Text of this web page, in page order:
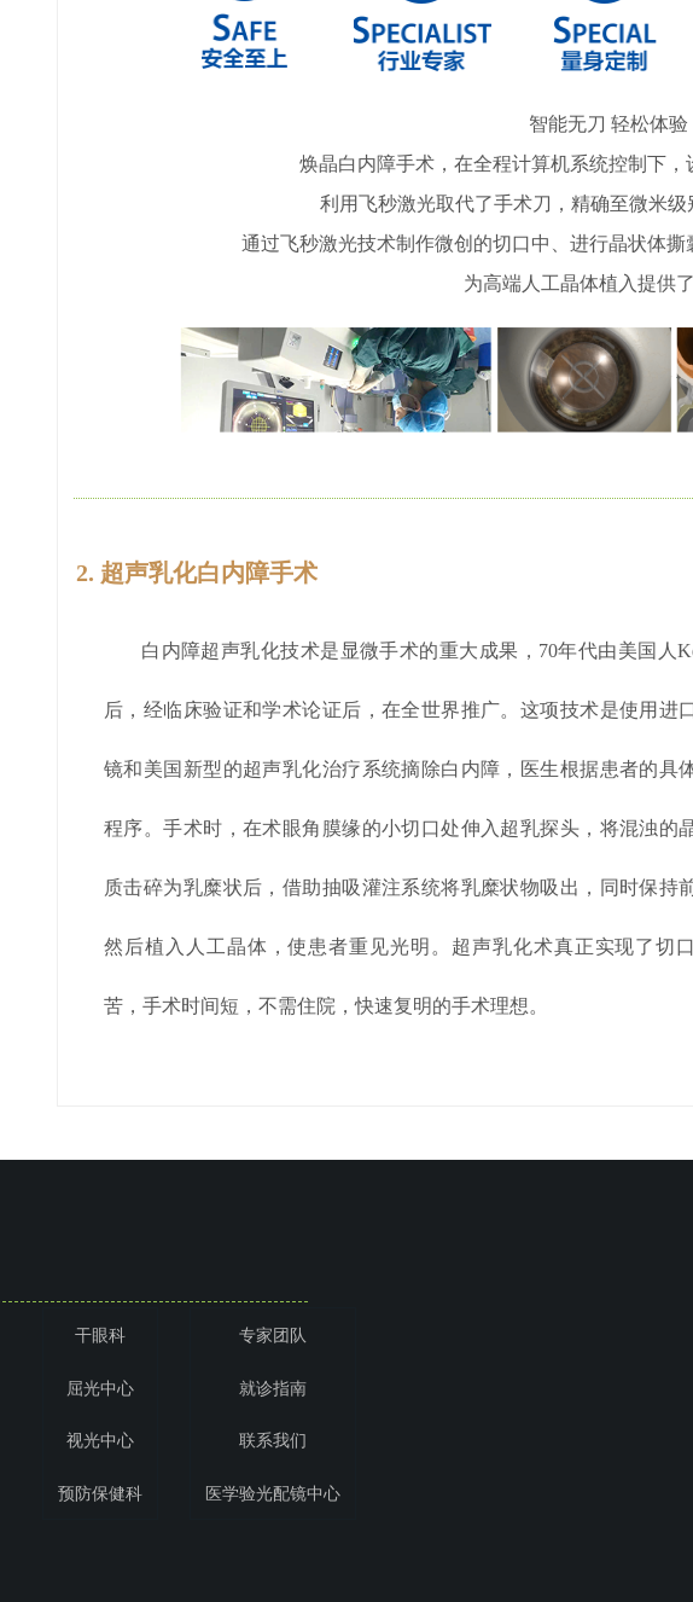
2. 超声乳化白内障手术
智能无刀 轻松体验
焕晶白内障手术，在全程计算机系统控制下
利用飞秒激光取代了手术刀，精确至微米级
通过飞秒激光技术制作微创的切口中、进行晶状体
为高端人工晶体植入提供了
白内障超声乳化技术是显微手术的重大成果，70年代由美国人
后，经临床验证和学术论证后，在全世界推广。这项技术是使用进
镜和美国新型的超声乳化治疗系统摘除白内障，医生根据患者的具
程序。手术时，在术眼角膜缘的小切口处伸入超乳探头，将混浊的
质击碎为乳糜状后，借助抽吸灌注系统将乳糜状物吸出，同时保持
然后植入人工晶体，使患者重见光明。超声乳化术真正实现了切
苦，手术时间短，不需住院，快速复明的手术理想。
干眼科
屈光中心
视光中心
预防保健科
专家团队
就诊指南
联系我们
医学验光配镜中心